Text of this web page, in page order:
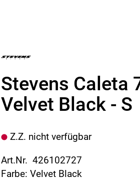
Stevens Caleta
Velvet Black - S
Z.Z. nicht verfügbar
Art.Nr. 426102727
Farbe: Velvet Black